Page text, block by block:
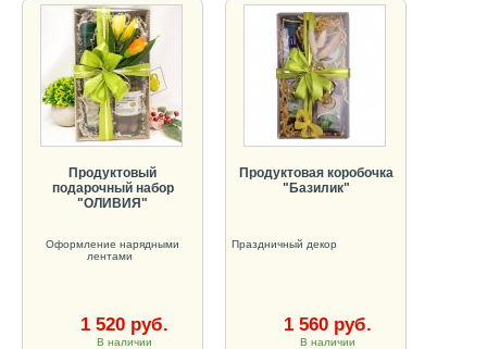
Продуктовый
подарочный набор
"ОЛИВИЯ"
Оформление нарядными
лентами
1 520 руб.
В наличии
Продуктовая коробочка
"Базилик"
Праздничный декор
1 560 руб.
В наличии